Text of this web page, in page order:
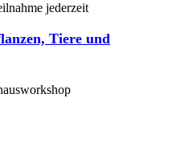
jederzeit
Tiere und